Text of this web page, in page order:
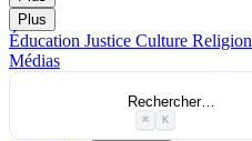
Plus
Éducation Justice Culture Religion
Médias
Rechercher…
⌘ K